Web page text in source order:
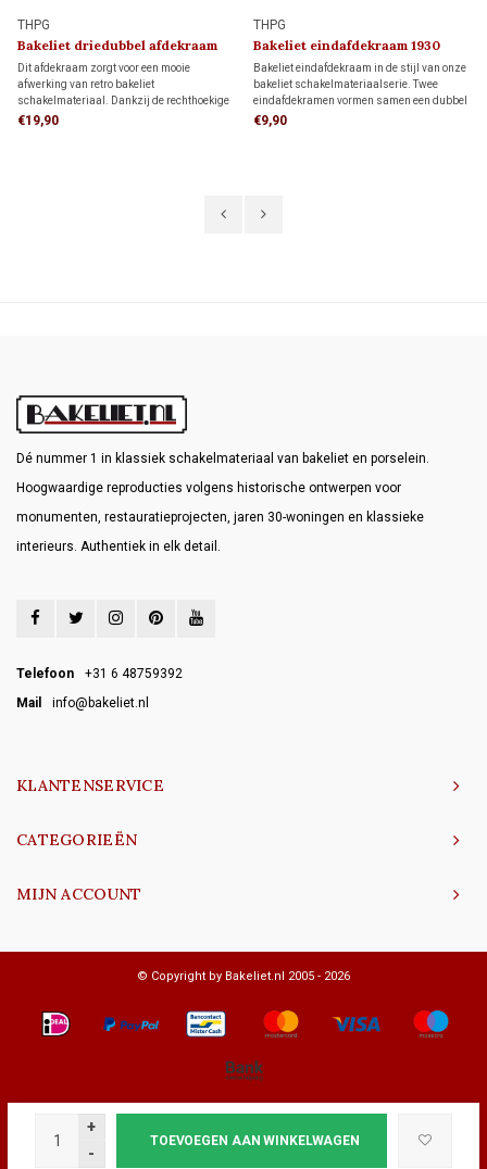
+
-
TOEVOEGEN AAN WINKELWAGEN
THPG
Bakeliet driedubbel afdekraam
1930
Dit afdekraam zorgt voor een mooie
afwerking van retro bakeliet
schakelmateriaal. Dankzij de rechthoekige
vorm biedt het meer dekking rondom de
€19,90
THPG
Bakeliet eindafdekraam 1930
Bakeliet eindafdekraam in de stijl van onze
bakeliet schakelmateriaalserie. Twee
eindafdekramen vormen samen een dubbel
afdekraam. Samen met een
€9,90
Dé nummer 1 in klassiek schakelmateriaal van bakeliet en porselein.
Hoogwaardige reproducties volgens historische ontwerpen voor
monumenten, restauratieprojecten, jaren 30-woningen en klassieke
interieurs. Authentiek in elk detail.
Telefoon
+31 6 48759392
Mail
info@bakeliet.nl
KLANTENSERVICE
CATEGORIEËN
MIJN ACCOUNT
© Copyright by Bakeliet.nl 2005 - 2026